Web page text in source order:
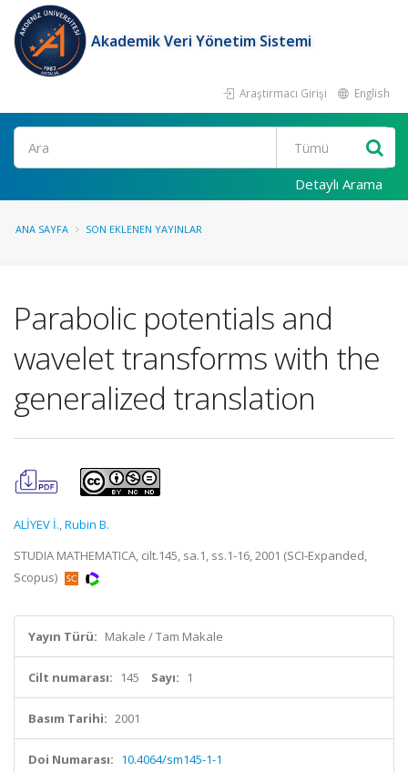
Akademik Veri Yönetim Sistemi
Araştırmacı Girişi English
Ara
Detaylı Arama
ANA SAYFA SON EKLENEN YAYINLAR
Parabolic potentials and
wavelet transforms with the
generalized translation
ALİYEV İ.,Rubin B.
STUDIA MATHEMATICA, cilt.145, sa.1, ss.1-16, 2001 (SCI-Expanded,
Scopus)
Yayın Türü: Makale / Tam Makale
Cilt numarası: 145 Sayı: 1
Basım Tarihi: 2001
Doi Numarası: 10.4064/sm145-1-1